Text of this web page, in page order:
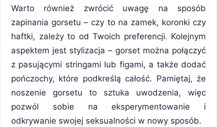
Warto również zwrócić uwagę na sposób
zapinania gorsetu – czy to na zamek, koronki czy
haftki, zależy to od Twoich preferencji. Kolejnym
aspektem jest stylizacja – gorset można połączyć
z pasującymi stringami lub figami, a także dodać
pończochy, które podkreślą całość. Pamiętaj, że
noszenie gorsetu to sztuka uwodzenia, więc
pozwól sobie na eksperymentowanie i
odkrywanie swojej seksualności w nowy sposób.